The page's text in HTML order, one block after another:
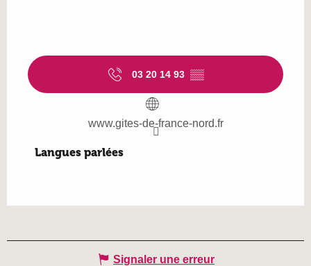
03 20 14 93 ▒▒
www.gites-de-france-nord.fr
Langues parlées
Langues parlées
Signaler une erreur